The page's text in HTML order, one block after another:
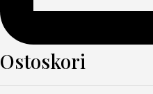
Ostoskori